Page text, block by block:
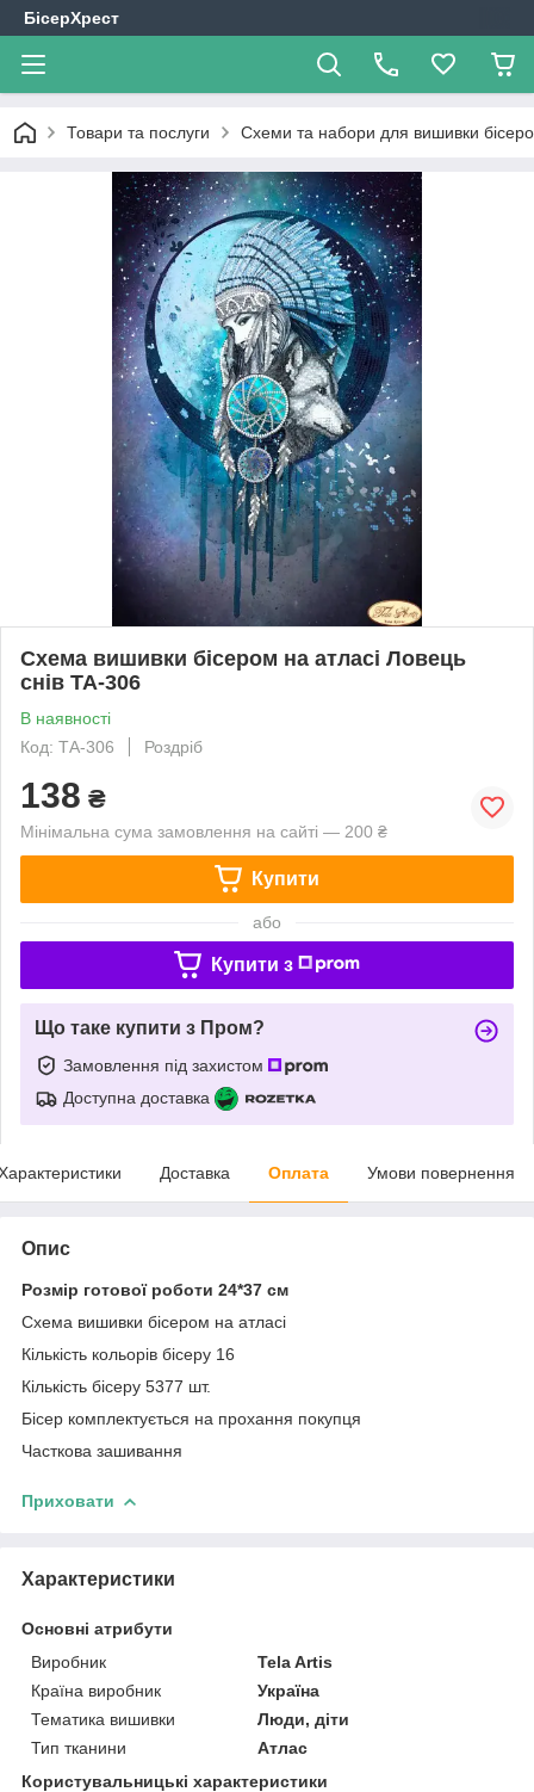
БісерХрест
Товари та послуги Схеми та набори для вишивки
Схема вишивки бісером на атласі Ловець
снів ТА-306
В наявності
Код: ТА-306
Роздріб
138 ₴
Мінімальна сума замовлення на сайті — 200 ₴
Купити
або
Купити з
Що таке купити з Пром?
Замовлення під захистом
Доступна доставка
Доставка Оплата Умови повернення
Опис
Розмір готової роботи 24*37 см
Схема вишивки бісером на атласі
Кількість кольорів бісеру 16
Кількість бісеру 5377 шт.
Бісер комплектується на прохання покупця
Часткова зашивання
Приховати
Характеристики
Основні атрибути
Виробник
Tela Artis
Країна виробник
Україна
Тематика вишивки
Люди, діти
Тип тканини
Атлас
Користувальницькі характеристики